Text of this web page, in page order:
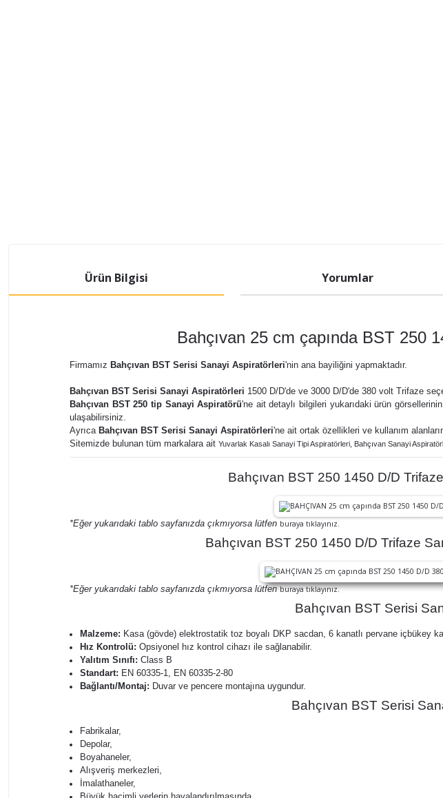
Ürün Bilgisi Yorumlar
Bahçıvan 25 cm çapında BST 250
Firmamız Bahçıvan BST Serisi Sanayi Aspiratörleri'nin ana bayiliğini yapmaktadır.
Bahçıvan BST Serisi Sanayi Aspiratörleri 1500 D/D'de ve 3000 D/D'de 380 volt Trifaze
Bahçıvan BST 250 tip Sanayi Aspiratörü'ne ait detaylı bilgileri yukarıdaki ürün
ulaşabilirsiniz.
Ayrıca Bahçıvan BST Serisi Sanayi Aspiratörleri'ne ait ortak özellikleri ve kullanım
Sitemizde bulunan tüm markalara ait Yuvarlak Kasalı Sanayi Tipi Aspiratörleri, Bahçıvan Sanayi
Bahçıvan BST 250 1450 D/D
*Eğer yukarıdaki tablo sayfanızda çıkmıyorsa lütfen buraya tıklayınız.
Bahçıvan BST 250 1450 D/D Trifaze
*Eğer yukarıdaki tablo sayfanızda çıkmıyorsa lütfenburaya tıklayınız.
Bahçıvan BST Serisi
Malzeme: Kasa (gövde) elektrostatik toz boyalı DKP sacdan, 6 kanatlı pervane içbükey
Hız Kontrolü: Opsiyonel hız kontrol cihazı ile sağlanabilir.
Yalıtım Sınıfı: Class B
Standart: EN 60335-1, EN 60335-2-80
Bağlantı/Montaj: Duvar ve pencere montajına uygundur.
Bahçıvan BST Serisi
Fabrikalar,
Depolar,
Boyahaneler,
Alışveriş merkezleri,
İmalathaneler,